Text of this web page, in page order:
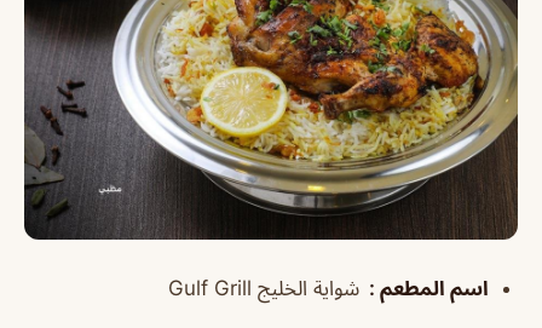
اسم المطعم : شواية الخليج Gulf Grill